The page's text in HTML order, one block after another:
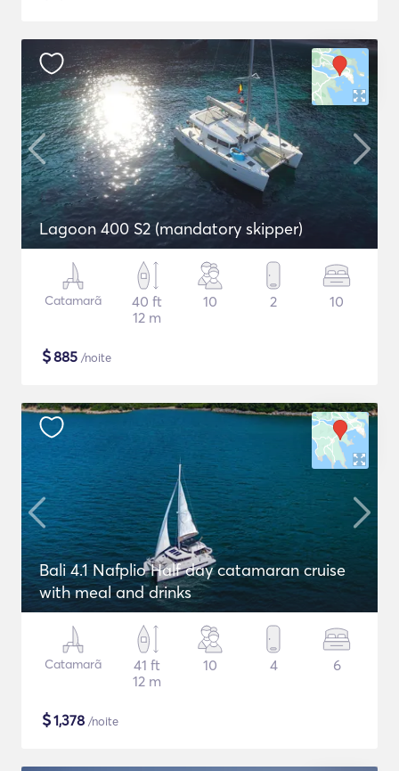
Lagoon 400 S2 (mandatory skipper)
Catamarã
40 ft
12 m
10 2 10
$885 /noite
Bali 4.1 Nafplio Half day catamaran cruise
with meal and drinks
Catamarã
41 ft
12 m
10 4 6
$1,378 /noite